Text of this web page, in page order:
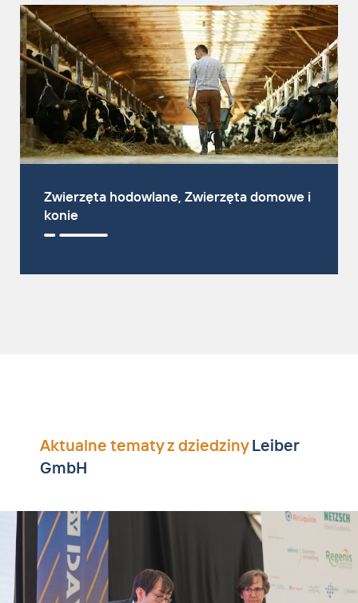
T: +49 5461 9303 201
ed.hbmgrebiel@civojab.b
Zwierzęta hodowlane, Zwierzęta domowe i
konie
Aktualne tematy z dziedzinyLeiber
GmbH